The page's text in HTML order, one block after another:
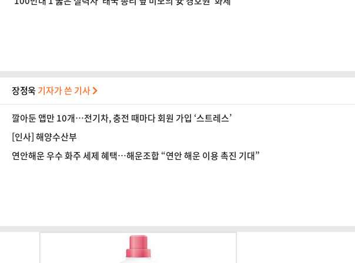
장정욱 기자가 쓴 기사
깔아둔 앱만 10개…전기차, 충전 때마다 회원 가입 ‘스트레스’
[인사] 해양수산부
연안해운 우수 화주 세제 혜택…해운조합 “연안 해운 이용 촉진 기대”